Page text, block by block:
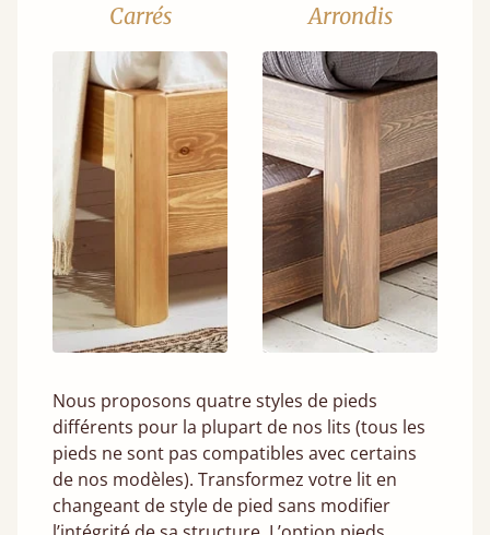
Carrés Arrondis
Nous proposons quatre styles de pieds
différents pour la plupart de nos lits (tous les
pieds ne sont pas compatibles avec certains
de nos modèles). Transformez votre lit en
changeant de style de pied sans modifier